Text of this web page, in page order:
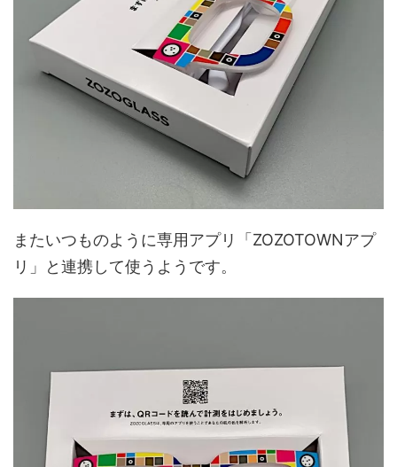
またいつものように専用アプリ「ZOZOTOWNアプ
リ」と連携して使うようです。